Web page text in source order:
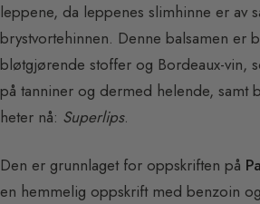
leppene, da leppenes slimhinne er av
brystvortehinnen. Denne balsamen er
bløtgjørende stoffer og Bordeaux-vin,
på tanniner og dermed helende, samt
heter nå: Superlips.
Den er grunnlaget for oppskriften på
en hemmelig oppskrift med benzoin